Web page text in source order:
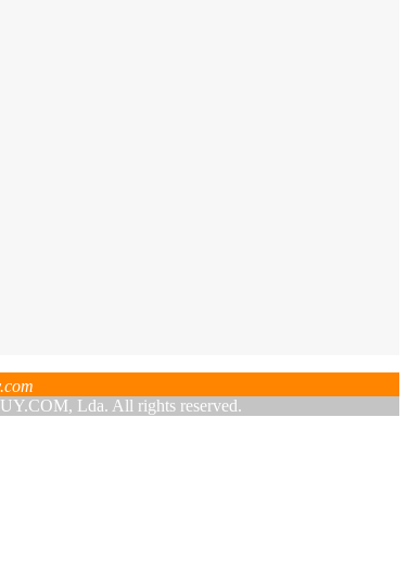
Lda. All rights reserved.